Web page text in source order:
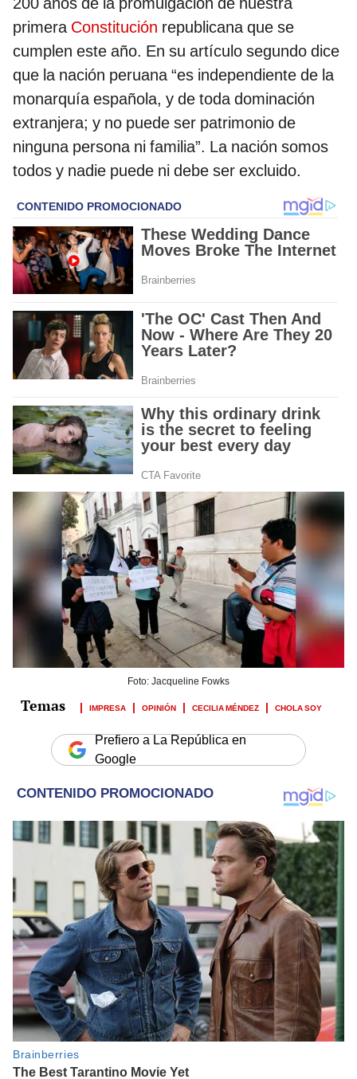
primera Constitución republicana que se
cumplen este año. En su artículo segundo dice
que la nación peruana “es independiente de la
monarquía española, y de toda dominación
extranjera; y no puede ser patrimonio de
ninguna persona ni familia”. La nación somos
todos y nadie puede ni debe ser excluido.
Foto: Jacqueline Fowks
IMPRESA OPINIÓN CECILIA MÉNDEZ CHOLA SOY
Prefiero a La República en
Google